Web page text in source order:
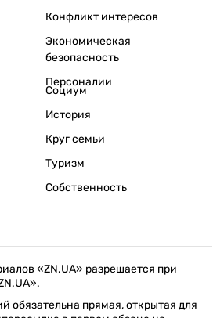
Конфликт интересов
Экономическая
безопасность
Персоналии
Социум
История
Круг семьи
Туризм
Собственность
«ZN.UA» разрешается при
обязательна прямая, открытая для